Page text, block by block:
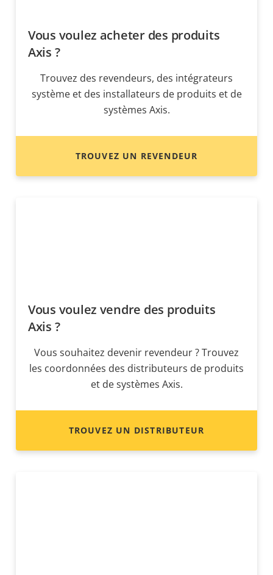
Vous voulez acheter des produits
Axis ?
Trouvez des revendeurs, des intégrateurs
système et des installateurs de produits et de
systèmes Axis.
TROUVEZ UN REVENDEUR
Vous voulez vendre des produits
Axis ?
Vous souhaitez devenir revendeur ? Trouvez
les coordonnées des distributeurs de produits
et de systèmes Axis.
TROUVEZ UN DISTRIBUTEUR